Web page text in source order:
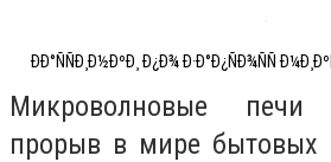
ÐÐ°ÑÑÐ¸Ð½ÐºÐ¸ Ð¿Ð¾ Ð·Ð°Ð¿ÑÐ¾ÑÑ
Микроволновые
прорыв в мире бытовых